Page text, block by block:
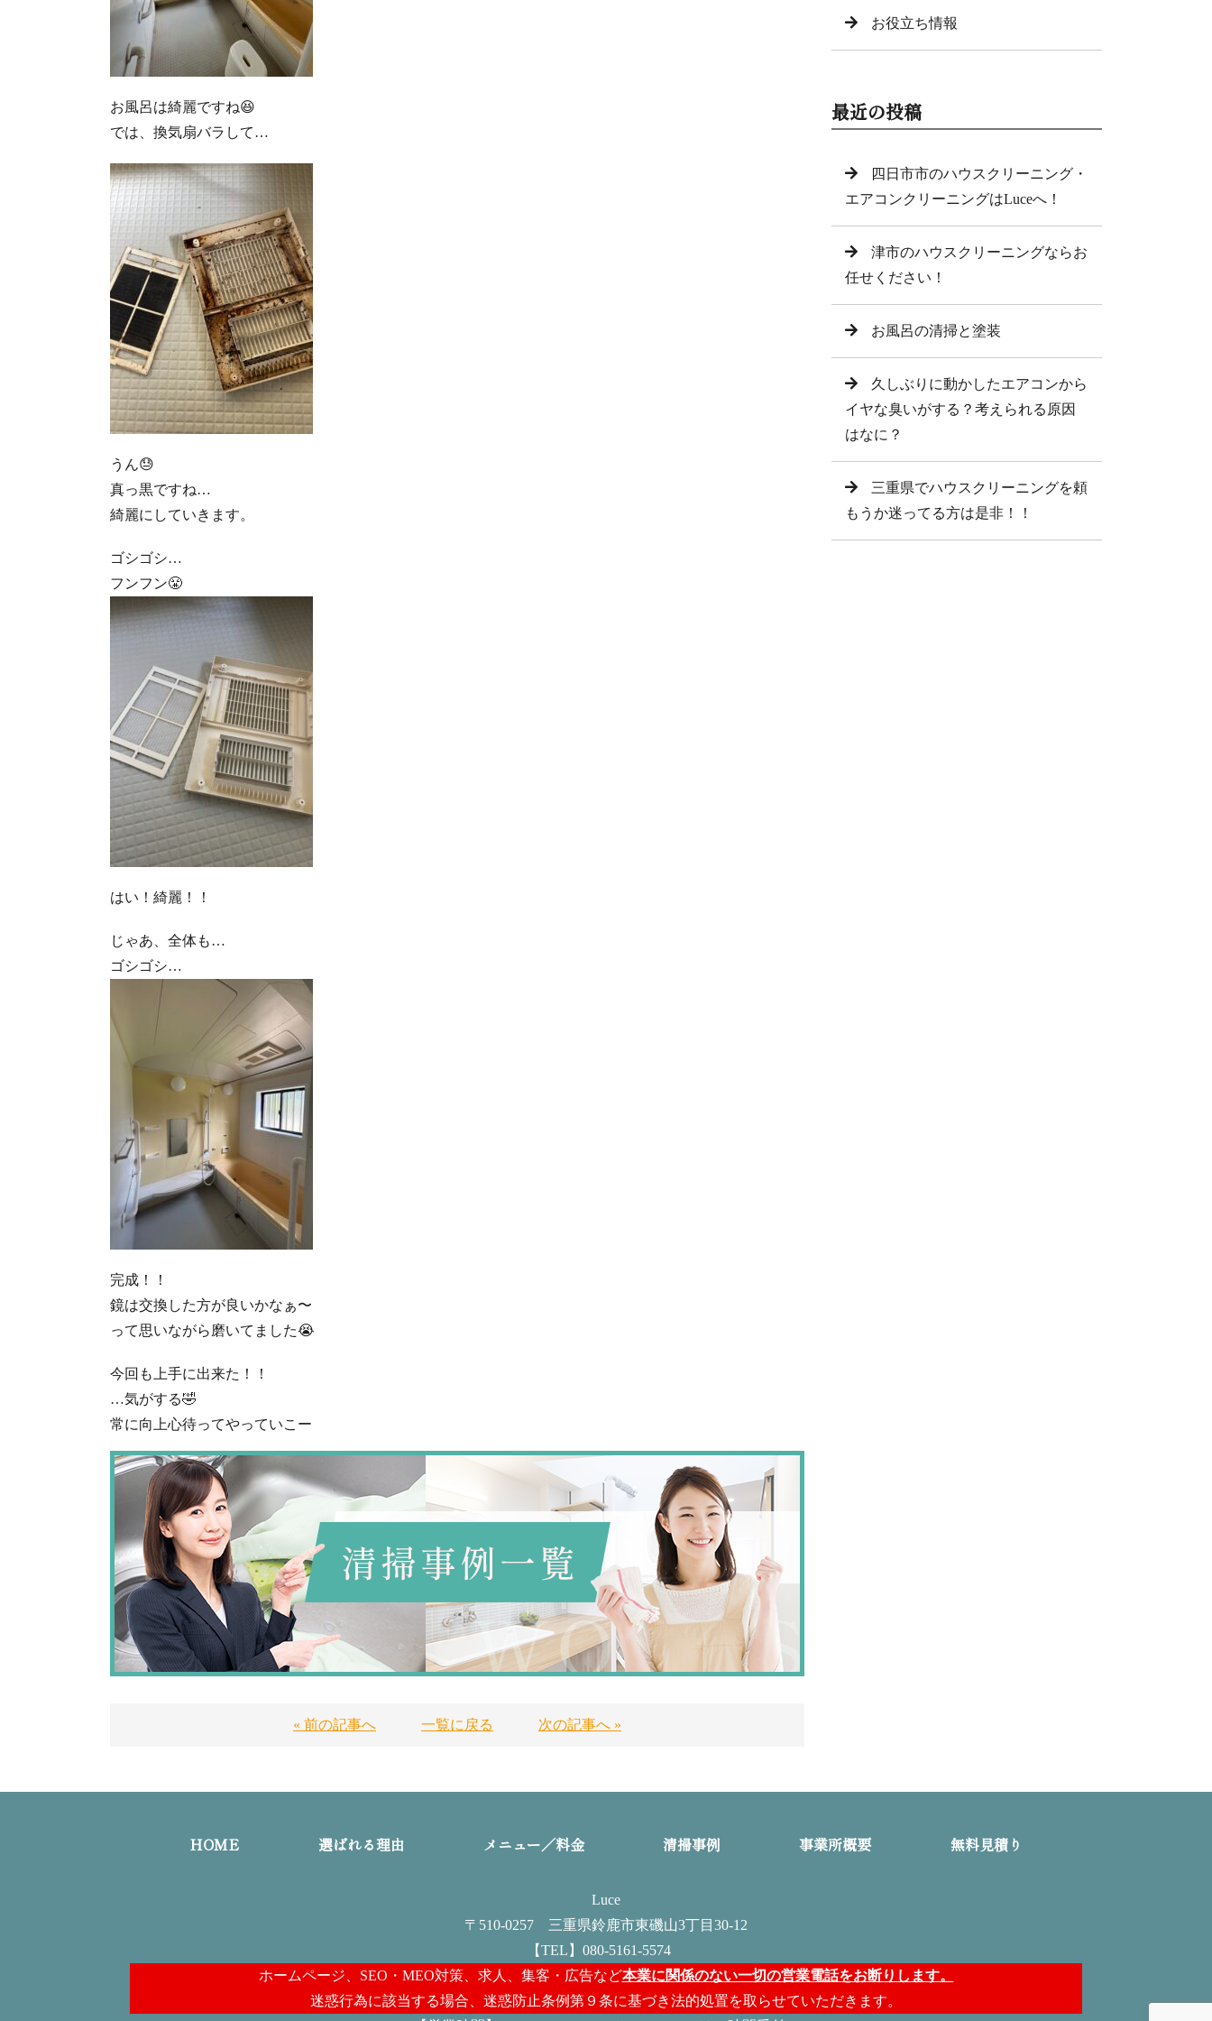
お風呂は綺麗ですね😆
では、換気扇バラして…
うん😓
真っ黒ですね…
綺麗にしていきます。
ゴシゴシ…
フンフン😤
はい！綺麗！！
じゃあ、全体も…
ゴシゴシ…
完成！！
鏡は交換した方が良いかなぁ〜
って思いながら磨いてました😭
今回も上手に出来た！！
…気がする🤣
常に向上心待ってやっていこー
« 前の記事へ 一覧に戻る 次の記事へ »
お役立ち情報
最近の投稿
四日市市のハウスクリーニング・
エアコンクリーニングはLuceへ！
津市のハウスクリーニングならお
任せください！
お風呂の清掃と塗装
久しぶりに動かしたエアコンから
イヤな臭いがする？考えられる原因
はなに？
三重県でハウスクリーニングを頼
もうか迷ってる方は是非！！
HOME 選ばれる理由 メニュー／料金 清掃事例 事業所概要 無料見積り
Luce
〒510-0257 三重県鈴鹿市東磯山3丁目30-12
【TEL】080-5161-5574
ホームページ、SEO・MEO対策、求人、集客・広告など本業に関係のない一切の営業電話をお断りします。
迷惑行為に該当する場合、迷惑防止条例第９条に基づき法的処置を取らせていただきます。